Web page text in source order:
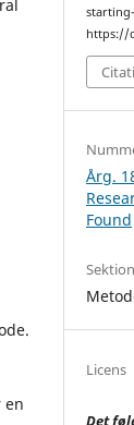
en
https://
Årg.
Found
Sektion
Licens
Det